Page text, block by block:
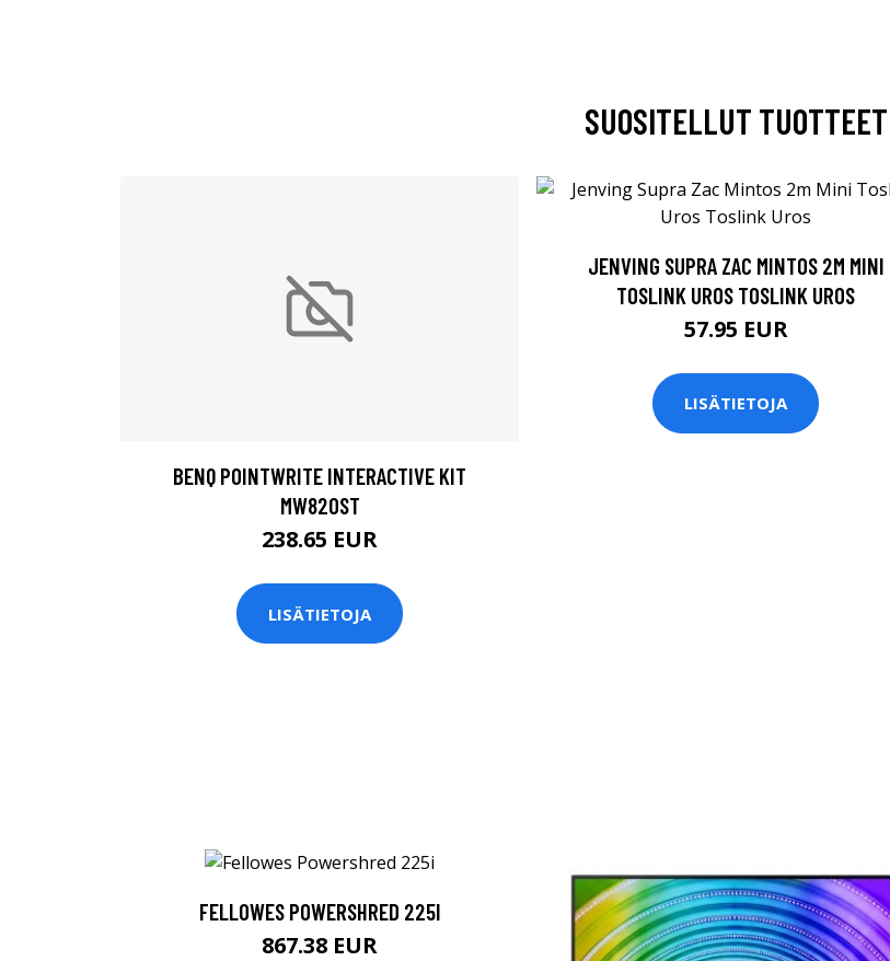
SUOSITELLUT TUOTTEET
BENQ POINTWRITE INTERACTIVE KIT
MW820ST
238.65 EUR
LISÄTIETOJA
JENVING SUPRA ZAC MINTOS 2M MINI
TOSLINK UROS TOSLINK UROS
57.95 EUR
LISÄTIETOJA
FELLOWES POWERSHRED 225I
867.38 EUR